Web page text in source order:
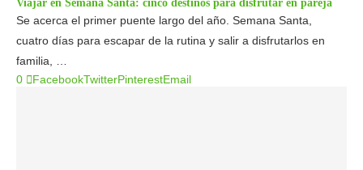
Viajar en Semana Santa: cinco destinos para disfrutar en pareja
Se acerca el primer puente largo del año. Semana Santa,
cuatro días para escapar de la rutina y salir a disfrutarlos en
familia, …
0
FacebookTwitterPinterestEmail